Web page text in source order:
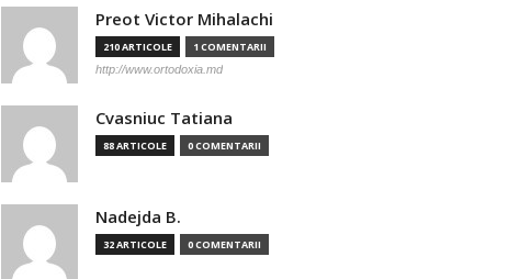
Preot Victor Mihalachi
210 ARTICOLE 1 COMENTARII
http://www.ortodoxia.md
Cvasniuc Tatiana
88 ARTICOLE 0 COMENTARII
Nadejda B.
32 ARTICOLE 0 COMENTARII